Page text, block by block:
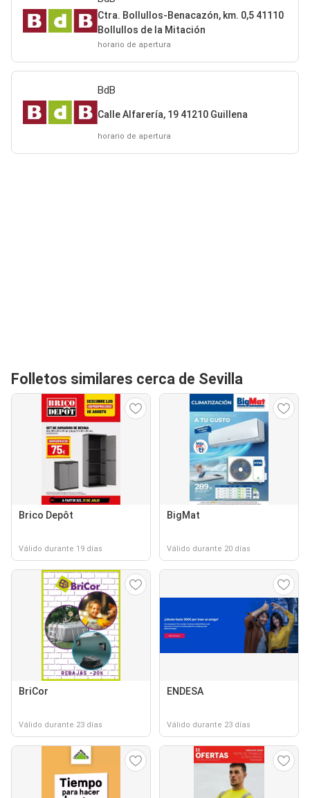
Ctra. Bollullos-Benacazón, km. 0,5 41110
Bollullos de la Mitación
horario de apertura
BdB
Calle Alfarería, 19 41210 Guillena
horario de apertura
Folletos similares cerca de Sevilla
Brico Depôt
Válido durante 19 días
BigMat
Válido durante 20 días
BriCor
Válido durante 23 días
ENDESA
Válido durante 23 días